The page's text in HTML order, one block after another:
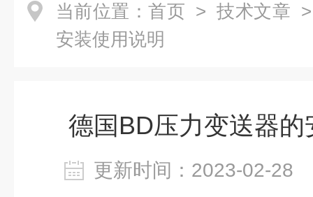
当前位置： 首页 > 技术文章
安装使用说明
德国BD压力变送器
更新时间：2023-02-